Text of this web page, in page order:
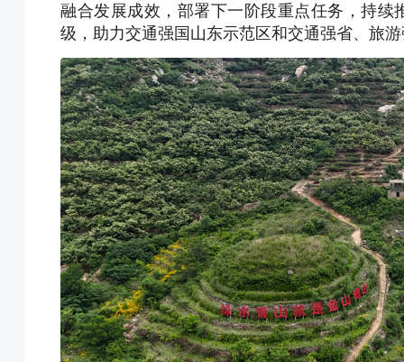
融合发展成效，部署下一阶段重点任务，持续
级，助力交通强国山东示范区和交通强省、旅